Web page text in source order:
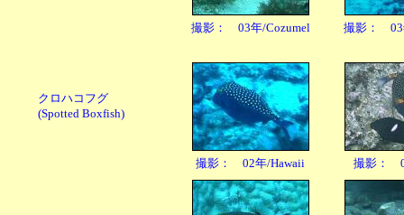
撮影： 03年/Cozumel 撮影： 03
クロハコフグ
(Spotted Boxfish)
撮影： 02年/Hawaii 撮影：